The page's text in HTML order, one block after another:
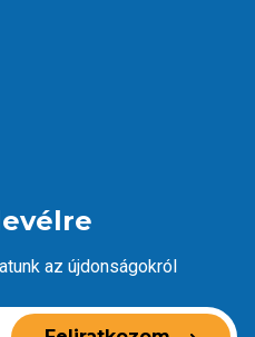
az újdonságokról